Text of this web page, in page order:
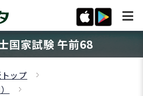
国家試験 午前68
ップ